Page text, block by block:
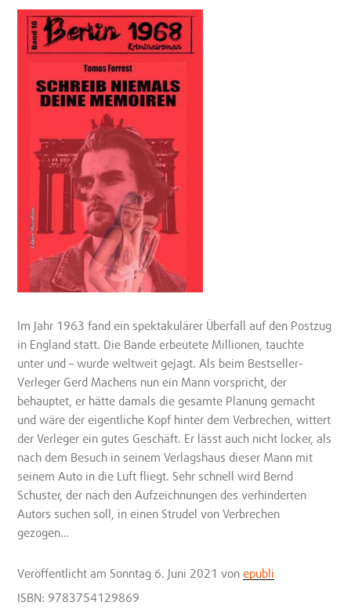
Im Jahr 1963 fand ein spektakulärer Überfall auf den Postzug
in England statt. Die Bande erbeutete Millionen, tauchte
unter und – wurde weltweit gejagt. Als beim Bestseller-
Verleger Gerd Machens nun ein Mann vorspricht, der
behauptet, er hätte damals die gesamte Planung gemacht
und wäre der eigentliche Kopf hinter dem Verbrechen, wittert
der Verleger ein gutes Geschäft. Er lässt auch nicht locker, als
nach dem Besuch in seinem Verlagshaus dieser Mann mit
seinem Auto in die Luft fliegt. Sehr schnell wird Bernd
Schuster, der nach den Aufzeichnungen des verhinderten
Autors suchen soll, in einen Strudel von Verbrechen
gezogen…
Veröffentlicht am Sonntag 6. Juni 2021 vonepubli
ISBN: 9783754129869